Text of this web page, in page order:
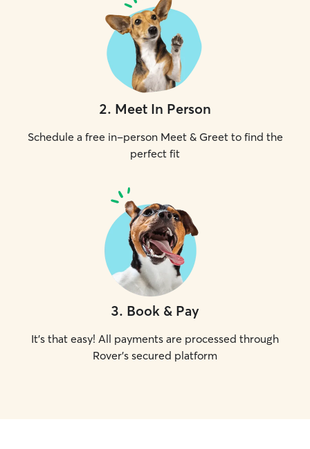
2. Meet In Person
Schedule a free in-person Meet & Greet to find the
perfect fit
3. Book & Pay
It's that easy! All payments are processed through
Rover's secured platform